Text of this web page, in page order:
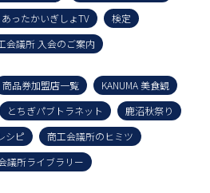
ったかいぎしょTV
検定
会議所 入会のご案内
商品券加盟店一覧
KANUMA 美食観
とちぎパブトラネット
鹿沼秋祭り
シピ
商工会議所のヒミツ
議所ライブラリー